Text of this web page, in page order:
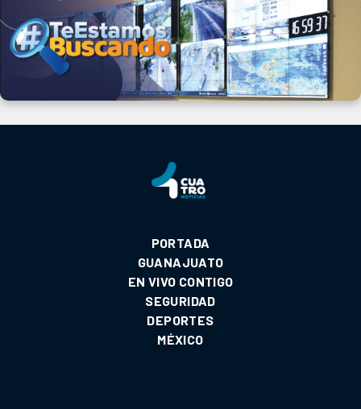
PORTADA
GUANAJUATO
EN VIVO CONTIGO
SEGURIDAD
DEPORTES
MÉXICO